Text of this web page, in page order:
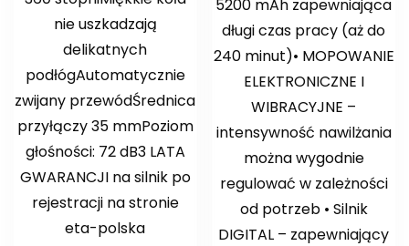
nie uszkadzają
delikatnych
podłógAutomatycznie
zwijany przewódŚrednica
przyłączy 35 mmPoziom
głośności: 72 dB3 LATA
GWARANCJI na silnik po
rejestracji na stronie
eta-polska
5200 mAh zapewniająca
długi czas pracy (aż do
240 minut)• MOPOWANIE
ELEKTRONICZNE I
WIBRACYJNE –
intensywność nawilżania
można wygodnie
regulować w zależności
od potrzeb • Silnik
DIGITAL – zapewniający